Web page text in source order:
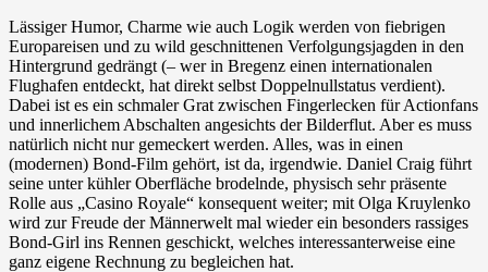
Lässiger Humor, Charme wie auch Logik werden von fiebrigen
Europareisen und zu wild geschnittenen Verfolgungsjagden in den
Hintergrund gedrängt (– wer in Bregenz einen internationalen
Flughafen entdeckt, hat direkt selbst Doppelnullstatus verdient).
Dabei ist es ein schmaler Grat zwischen Fingerlecken für Actionfans
und innerlichem Abschalten angesichts der Bilderflut. Aber es muss
natürlich nicht nur gemeckert werden. Alles, was in einen
(modernen) Bond-Film gehört, ist da, irgendwie. Daniel Craig führt
seine unter kühler Oberfläche brodelnde, physisch sehr präsente
Rolle aus „Casino Royale“ konsequent weiter; mit Olga Kruylenko
wird zur Freude der Männerwelt mal wieder ein besonders rassiges
Bond-Girl ins Rennen geschickt, welches interessanterweise eine
ganz eigene Rechnung zu begleichen hat.